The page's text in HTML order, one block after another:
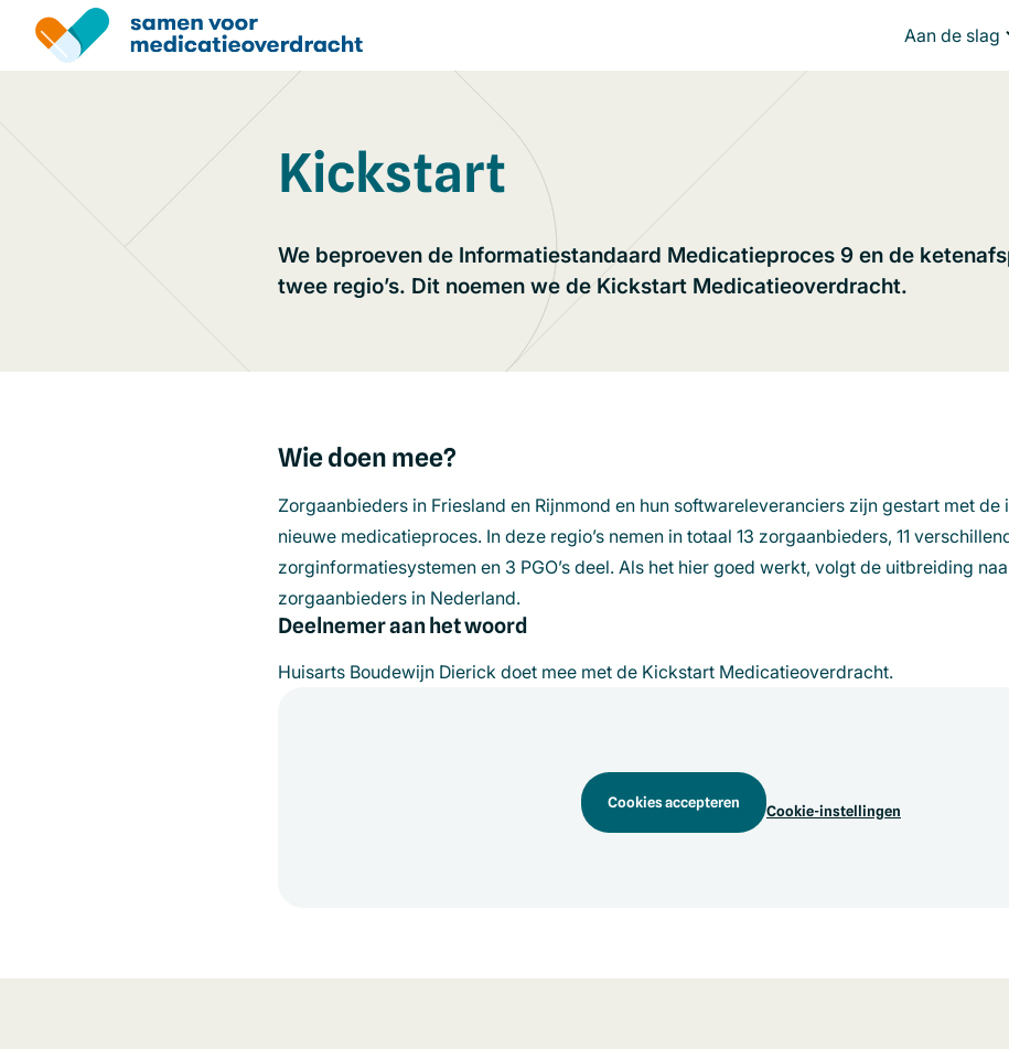
Overslaan
en
Aan de slag
Kickstart
We beproeven de Informatiestandaard Medicatieproces 9 en de
twee regio’s. Dit noemen we de Kickstart Medicatieoverdracht.
Wie doen mee?
Zorgaanbieders in Friesland en Rijnmond en hun softwareleveranciers zijn gestart met de
nieuwe medicatieproces. In deze regio’s nemen in totaal 13 zorgaanbieders, 11
zorginformatiesystemen en 3 PGO’s deel. Als het hier goed werkt, volgt de uitbreiding
zorgaanbieders in Nederland.
Deelnemer aan het woord
Huisarts Boudewijn Dierick doet mee met de Kickstart Medicatieoverdracht.
Cookies accepteren
Cookie-instellingen